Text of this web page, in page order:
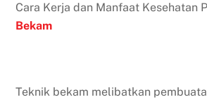
Cara Kerja dan Manfaat Kesehatan
Bekam
Teknik bekam melibatkan